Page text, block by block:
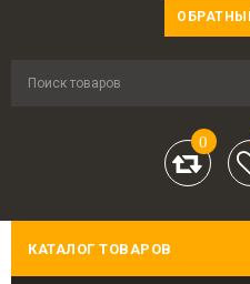
0
КАТАЛОГ ТОВАРОВ